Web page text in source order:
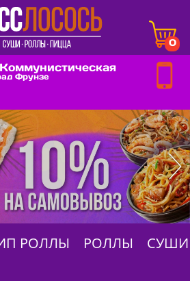
0
Фрунзе
РОЛЛЫ РОЛЛЫ СУШИ